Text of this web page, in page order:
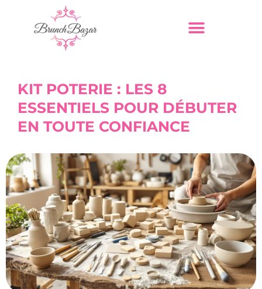
KIT POTERIE : LES 8
ESSENTIELS POUR DÉBUTER
EN TOUTE CONFIANCE